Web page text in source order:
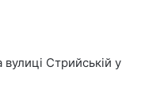
Стрийській у